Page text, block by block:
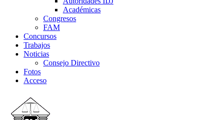
Académicas
Congresos
FAM
Concursos
Trabajos
Noticias
Consejo Directivo
Fotos
Acceso